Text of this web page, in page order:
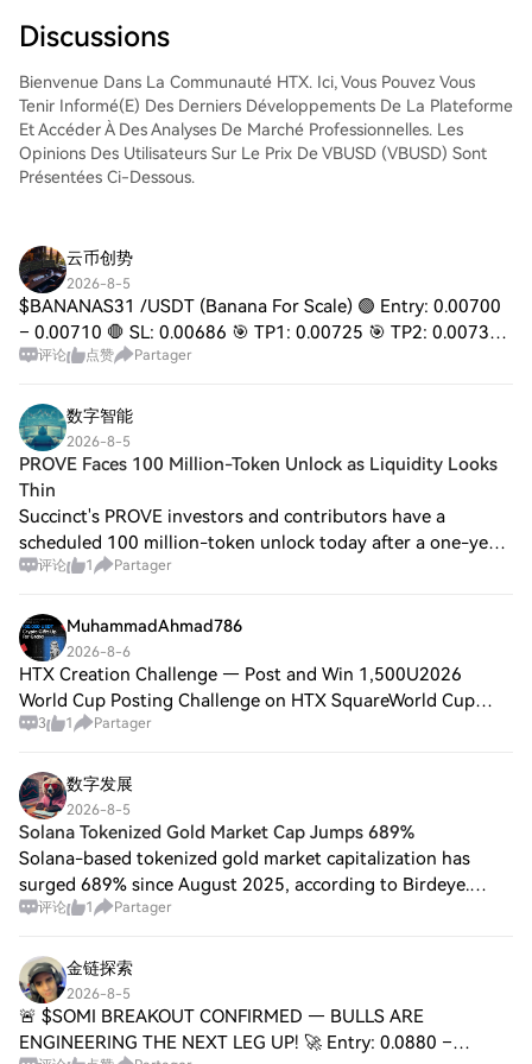
comme aux traders chevronnés.
Discussions
Bienvenue Dans La Communauté HTX. Ici, Vous Pouvez Vous
Tenir Informé(e) Des Derniers Développements De La Plateforme
Et Accéder À Des Analyses De Marché Professionnelles. Les
Opinions Des Utilisateurs Sur Le Prix De VBUSD (VBUSD) Sont
Présentées Ci-Dessous.
云币创势
2026-8-5
$BANANAS31 /USDT (Banana For Scale) 🟢 Entry: 0.00700
– 0.00710 🛑 SL: 0.00686 🎯 TP1: 0.00725 🎯 TP2: 0.00734
🎯 TP3: 0.00744 🎯 TP4: 0.00770 🔥 Breakout: 0.00734 ⭐
评论 点赞 Partager
数字智能
2026-8-5
PROVE Faces 100 Million-Token Unlock as Liquidity Looks
Thin
Succinct's PROVE investors and contributors have a
scheduled 100 million-token unlock today after a one-year
cliff. CoinGecko and Tokenomics.com show 208.33 million
评论 1 Partager
MuhammadAhmad786
2026-8-6
HTX Creation Challenge — Post and Win 1,500U2026
World Cup Posting Challenge on HTX SquareWorld Cup
Predictions: 100,000 USDT Daily2026, the cryptocurrency
3 1 Partager
数字发展
2026-8-5
Solana Tokenized Gold Market Cap Jumps 689%
Solana-based tokenized gold market capitalization has
surged 689% since August 2025, according to Birdeye.
Birdeye said the growth outpaced Ethereum, BNB Chain
评论 1 Partager
金链探索
2026-8-5
🚨 $SOMI BREAKOUT CONFIRMED — BULLS ARE
ENGINEERING THE NEXT LEG UP! 🚀 Entry: 0.0880 –